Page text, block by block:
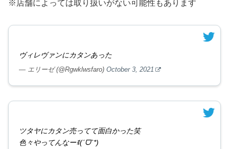
※店舗によっては取り扱いがない可能性もあります
ヴィレヴァンにカタンあった
— エリーゼ (@Rgwklwsfaro) October 3, 2021
ツタヤにカタン売ってて面白かった笑
色々やってんなーꉂ(ˊᗜˋ*)